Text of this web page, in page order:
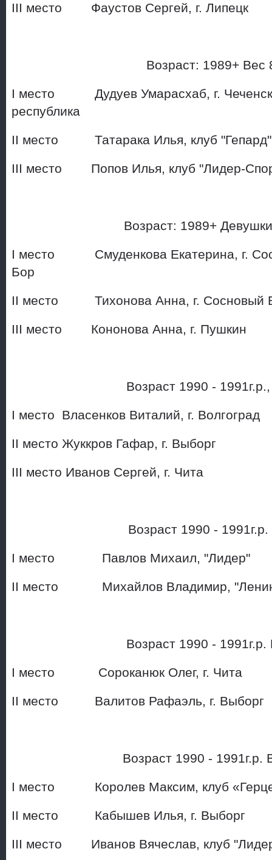
III место Фаустов
Возраст: 1989+ Вес
I место Дудуев Умарасхаб, г.
республика
II место Татарака Илья,
III место Попов Илья, клуб "Лидер-
Возраст: 1989+
I место Смуденкова Екатерина, г.
Бор
II место Тихонова Анна, г.
III место Кононова Анна, г.
Возраст 1990 -
I место Власенков Виталий,
II место Жуккров Гафар, г.
III место Иванов Сергей, г. Чита
Возраст 1990 -
I место Павлов Михаил, "Лидер"
II место Михайлов Владимир,
Возраст 1990 - 1991г.р.
I место Сороканюк Олег, г. Чита
II место Валитов Рафаэль, г. Выборг
Возраст 1990 - 1991г.р.
I место Королев Максим, клуб
II место Кабышев Илья, г.
III место Иванов Вячеслав,